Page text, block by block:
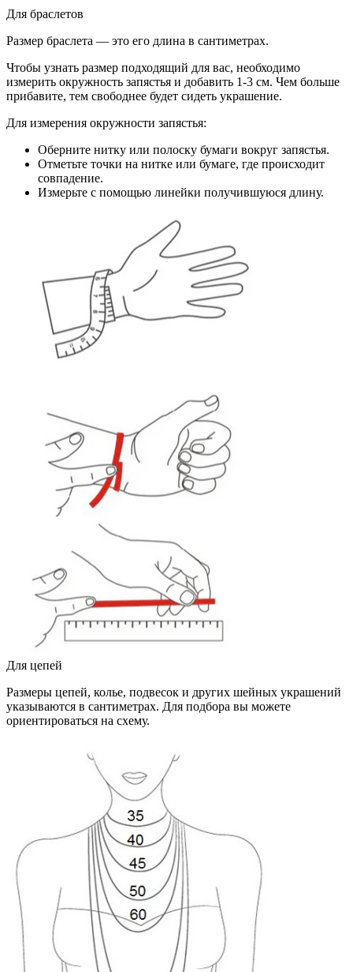
Для браслетов
Размер браслета — это его длина в сантиметрах.
Чтобы узнать размер подходящий для вас, необходимо
измерить окружность запястья и добавить 1-3 см. Чем больше
прибавите, тем свободнее будет сидеть украшение.
Для измерения окружности запястья:
Оберните нитку или полоску бумаги вокруг запястья.
Отметьте точки на нитке или бумаге, где происходит
совпадение.
Измерьте с помощью линейки получившуюся длину.
Для цепей
Размеры цепей, колье, подвесок и других шейных украшений
указываются в сантиметрах. Для подбора вы можете
ориентироваться на схему.